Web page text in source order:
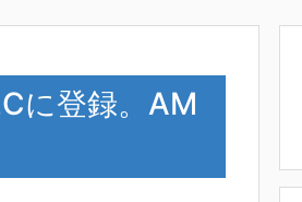
に登録。AM